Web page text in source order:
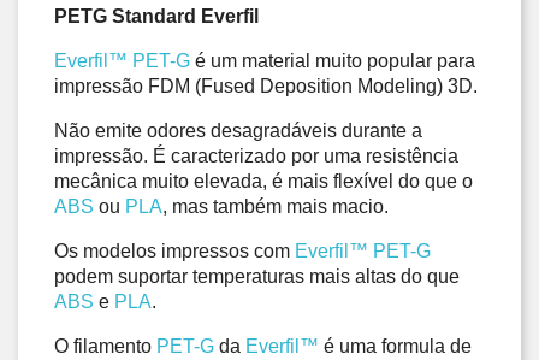
PETG Standard Everfil
Everfil™ PET-G é um material muito popular para
impressão FDM (Fused Deposition Modeling) 3D.
Não emite odores desagradáveis durante a
impressão. É caracterizado por uma resistência
ABS ou PLA, mas também mais macio.
Os modelos impressos com Everfil™ PET-G
ABS e PLA.
O filamento PET-G da Everfil™ é uma formula de